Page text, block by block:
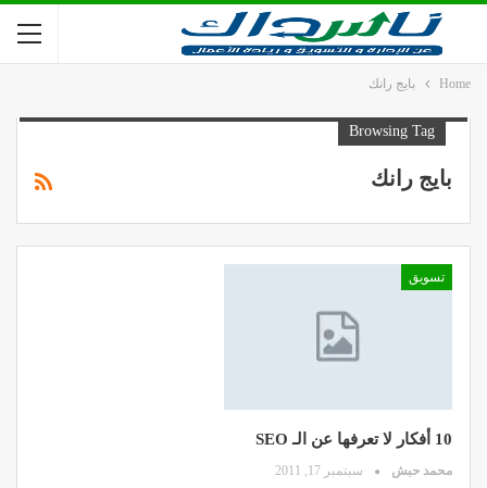
Home بايج رانك
Browsing Tag
بايج رانك
تسويق
10 أفكار لا تعرفها عن الـ SEO
محمد حبش سبتمبر 17, 2011